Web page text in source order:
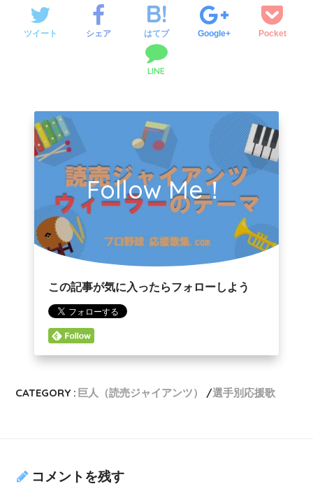
ツイート シェア はてブ Google+ Pocket
LINE
Follow Me！
この記事が気に入ったらフォローしよう
CATEGORY : 巨人（読売ジャイアンツ） 選手別応援歌
コメントを残す